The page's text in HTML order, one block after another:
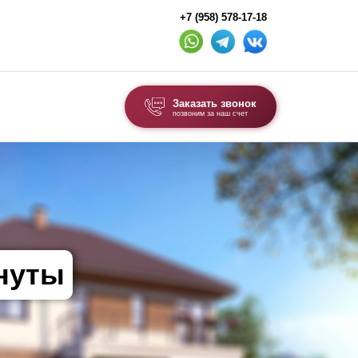
+7 (958) 578-17-18
Комбинированные заборы
Секционные заборы
ВОРОТА И КАЛИТКИ
Ворота откатные
Ворота распашные
Заказать звонок
позвоним за наш счет